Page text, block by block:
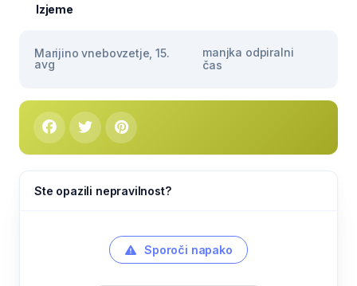
Izjeme
Marijino vnebovzetje, 15.
avg
manjka odpiralni
čas
Ste opazili nepravilnost?
Sporoči napako